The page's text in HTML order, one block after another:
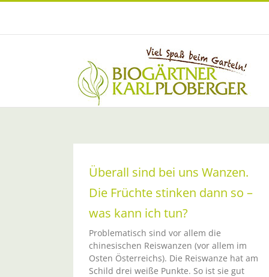
Zum
Überall sind bei uns Wanzen.
Die Früchte stinken dann so –
was kann ich tun?
Problematisch sind vor allem die
chinesischen Reiswanzen (vor allem im
Osten Österreichs). Die Reiswanze hat am
Schild drei weiße Punkte. So ist sie gut